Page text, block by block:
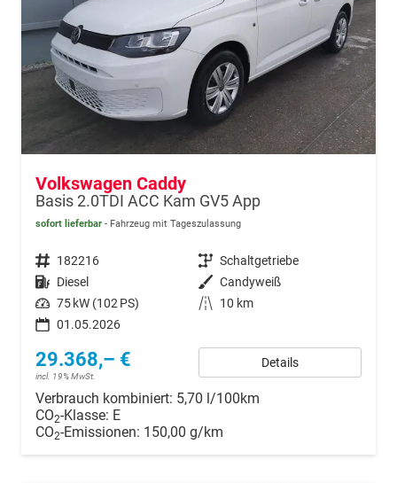
Volkswagen Caddy
Basis 2.0TDI ACC Kam GV5 App
sofort lieferbar Fahrzeug mit Tageszulassung
Fahrzeugnr. 182216 Getriebe Schaltgetriebe
Kraftstoff Diesel Außenfarbe Candyweiß
Leistung 75 kW (102 PS) Kilometerstand
10 km
01.05.2026
29.368,– €
incl. 19% MwSt.
Details
Verbrauch kombiniert: 5,70 l/100km
CO2-Klasse: E
CO2-Emissionen: 150,00 g/km